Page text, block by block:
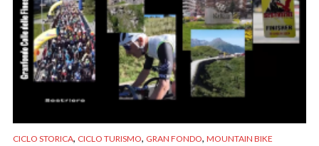
CICLO STORICA, CICLO TURISMO, GRAN FONDO, MOUNTAIN BIKE